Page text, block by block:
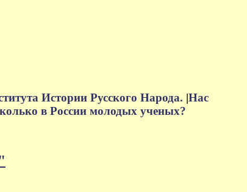
Истории Русского Народа. |Нас
в России молодых ученых?